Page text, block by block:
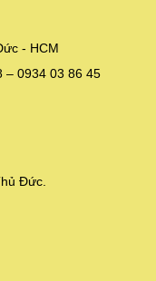
- HCM
– 0934 03 86 45
Đức.